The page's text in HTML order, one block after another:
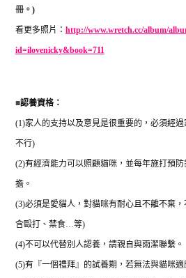
冊。 )
看更多照片： http://www.wretch.cc/album/
id=ilovenicky&book=711
■認養資格：
(1)家人的支持以及意見是很重要的，必須經過
不行)
(2)有經濟能力可以照顧貓咪，並每年施打預
擔。
(3)必須是愛貓人，對貓咪有耐心且不離不棄
含毆打、禁食…等)
(4)不可以代替別人認養，請親自與雨潔聯繫。
(5)有『一個禮拜』的試養期，若無法與貓咪